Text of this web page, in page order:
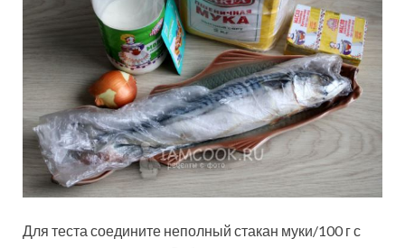
Для теста соедините неполный стакан муки/100 г с